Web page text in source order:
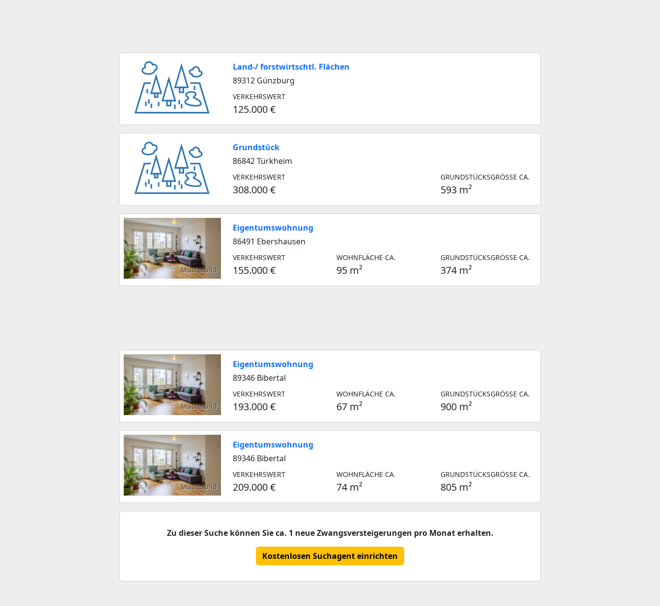
Land-/ forstwirtschtl. Flächen
89312 Günzburg
VERKEHRSWERT
125.000 €
Grundstück
86842 Türkheim
VERKEHRSWERT
308.000 €
GRUNDSTÜCKSGRÖSSE CA.
593 m²
Musterbild
Eigentumswohnung
86491 Ebershausen
VERKEHRSWERT
155.000 €
WOHNFLÄCHE CA.
95 m²
GRUNDSTÜCKSGRÖSSE CA.
374 m²
Musterbild
Eigentumswohnung
89346 Bibertal
VERKEHRSWERT
193.000 €
WOHNFLÄCHE CA.
67 m²
GRUNDSTÜCKSGRÖSSE CA.
900 m²
Musterbild
Eigentumswohnung
89346 Bibertal
VERKEHRSWERT
209.000 €
WOHNFLÄCHE CA.
74 m²
GRUNDSTÜCKSGRÖSSE CA.
805 m²
Zu dieser Suche können Sie ca. 1 neue Zwangsversteigerungen pro Monat erhalten.
Kostenlosen Suchagent einrichten